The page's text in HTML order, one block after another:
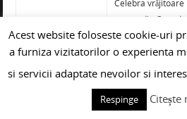
Celebra
recent din
Citește în
Vrăjitoarea
mai eficientă şi
Acest website foloseste cookie-uri
a furniza vizitatorilor o experienta
si servicii adaptate nevoilor si
Respinge
Citește